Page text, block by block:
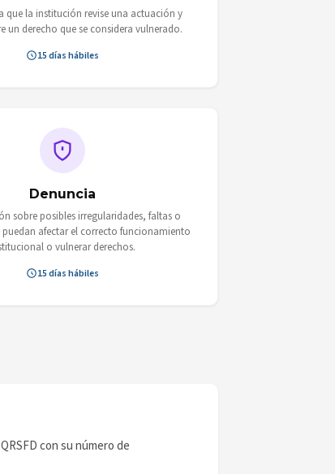
que la institución revise una actuación y
un derecho que se considera vulnerado.
15 días hábiles
Denuncia
sobre posibles irregularidades, faltas o
afectar el correcto funcionamiento
o vulnerar derechos.
15 días hábiles
con su número de